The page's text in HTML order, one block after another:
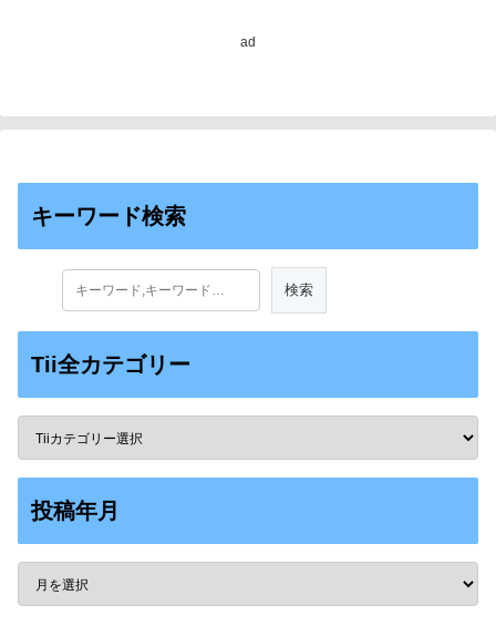
ad
キーワード検索
Tii全カテゴリー
投稿年月